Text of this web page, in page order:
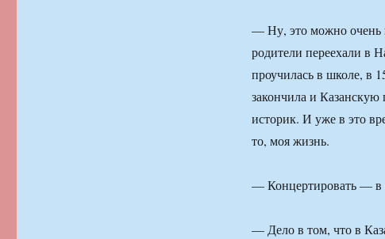
— Ну, это можно очень
родители переехали в
проучилась в школе, в
закончила и Казанскую
историк. И уже в это
то, моя жизнь.
— Концертировать — в
— Дело в том, что в